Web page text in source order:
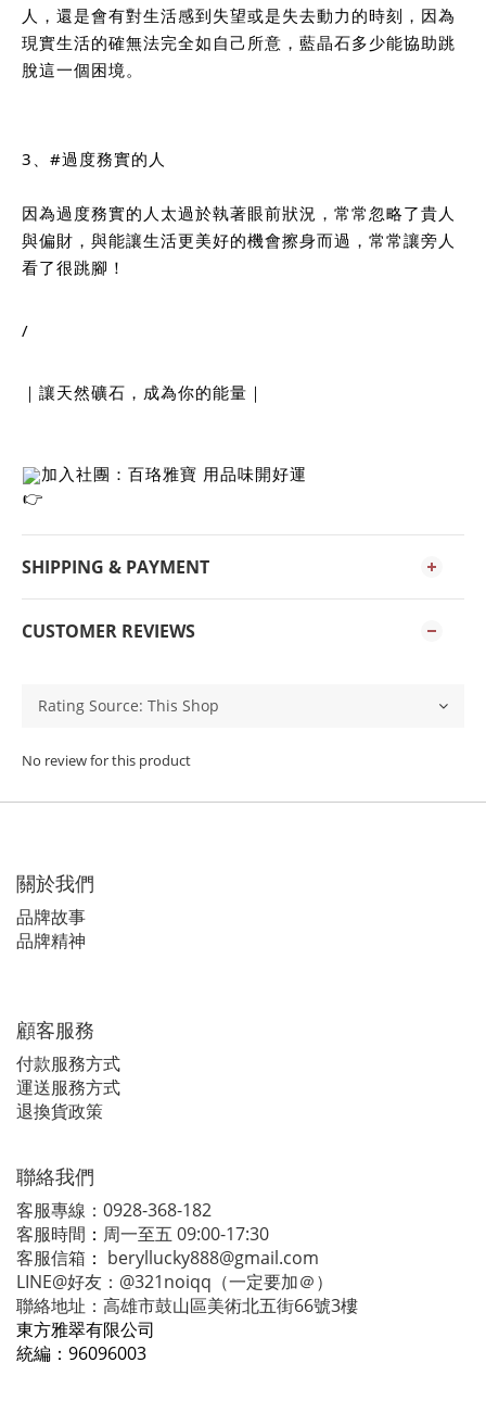
人，還是會有對生活感到失望或是失去動力的時刻，因為
現實生活的確無法完全如自己所意，藍晶石多少能協助跳
脫這一個困境。
3、 #過度務實的人
因為過度務實的人太過於執著眼前狀況，常常忽略了貴人
與偏財，與能讓生活更美好的機會擦身而過，常常讓旁人
看了很跳腳！
/
｜讓天然礦石，成為你的能量｜
加入社團：百珞雅寶 用品味開好運
SHIPPING & PAYMENT
CUSTOMER REVIEWS
No review for this product
關於我們
品牌故事
品牌精神
顧客服務
付款服務方式
運送服務方式
退換貨政策
聯絡我們
客服專線：0928-368-182
客服時間 ： 周一至五 09:00-17:30
客服信箱 ： beryllucky888@gmail.com
LINE@好友：@321noiqq（一定要加＠）
聯絡地址：高雄市鼓山區美術北五街66號3樓
東方雅翠有限公司
統編： 96096003